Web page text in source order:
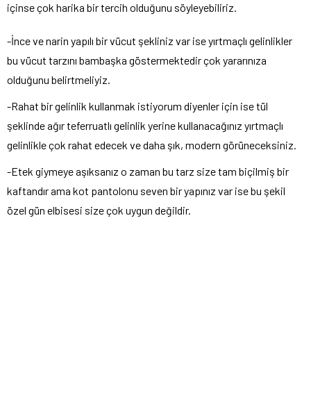
içinse çok harika bir tercih olduğunu söyleyebiliriz.
-İnce ve narin yapılı bir vücut şekliniz var ise yırtmaçlı gelinlikler
bu vücut tarzını bambaşka göstermektedir çok yararınıza
olduğunu belirtmeliyiz.
-Rahat bir gelinlik kullanmak istiyorum diyenler için ise tül
şeklinde ağır teferruatlı gelinlik yerine kullanacağınız yırtmaçlı
gelinlikle çok rahat edecek ve daha şık, modern görüneceksiniz.
-Etek giymeye aşıksanız o zaman bu tarz size tam biçilmiş bir
kaftandır ama kot pantolonu seven bir yapınız var ise bu şekil
özel gün elbisesi size çok uygun değildir.